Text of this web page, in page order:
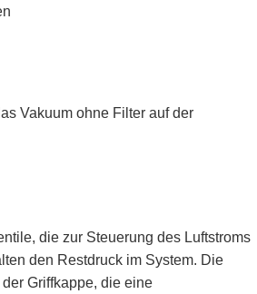
Vakuum ohne Filter auf der
die zur Steuerung des Luftstroms
den Restdruck im System. Die
Griffkappe, die eine